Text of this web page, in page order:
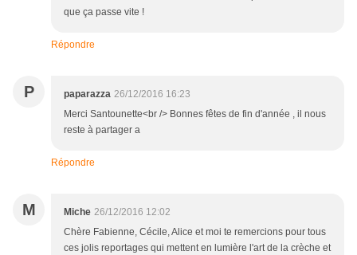
que ça passe vite !
Répondre
P paparazza 26/12/2016 16:23
Merci Santounette<br /> Bonnes fêtes de fin d'année , il nous
reste à partager a
Répondre
M Miche 26/12/2016 12:02
Chère Fabienne, Cécile, Alice et moi te remercions pour tous
ces jolis reportages qui mettent en lumière l'art de la crèche et